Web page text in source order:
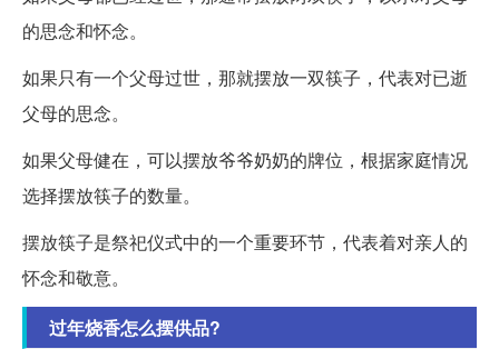
的思念和怀念。
如果只有一个父母过世，那就摆放一双筷子，代表对已逝
父母的思念。
如果父母健在，可以摆放爷爷奶奶的牌位，根据家庭情况
选择摆放筷子的数量。
摆放筷子是祭祀仪式中的一个重要环节，代表着对亲人的
怀念和敬意。
过年烧香怎么摆供品?